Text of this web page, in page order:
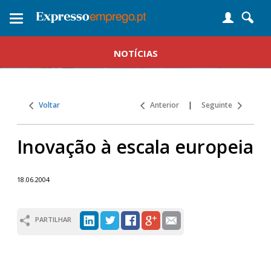
Toggle
NOTÍCIAS
Voltar Anterior | Seguinte
Inovação à escala europeia
18.06.2004
PARTILHAR